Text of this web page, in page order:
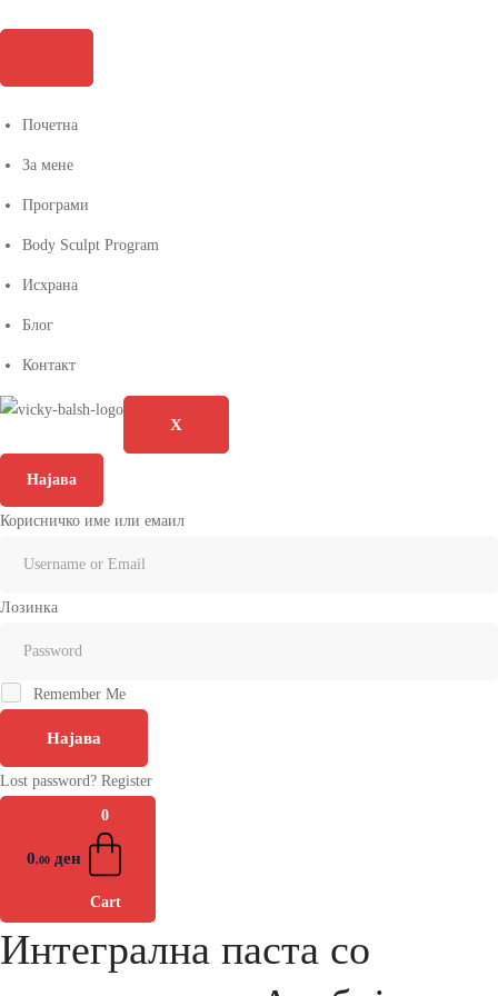
Почетна
За мене
Програми
Body Sculpt Program
Исхрана
Блог
Контакт
X
Најава
Корисничко име или емаил
Лозинка
Remember Me
Најава
Lost password? Register
0,00 ден
0
Cart
Интегрална паста со